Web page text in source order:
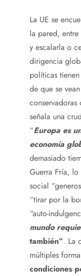
La UE se
la pared, entre
y escalarla o
dirigencia
políticas
de que se
conservadoras
señala una
“Europa es
economía
demasiado
Guerra Fría,
social
“tirar por la
“auto-
mundo
también”. La
múltiples
condiciones